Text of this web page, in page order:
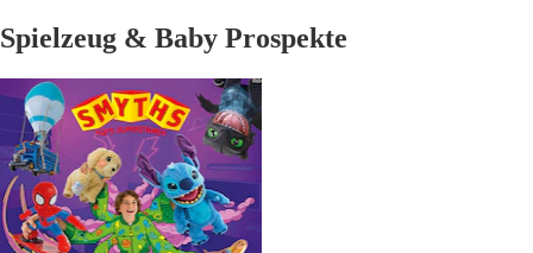
Spielzeug & Baby Prospekte